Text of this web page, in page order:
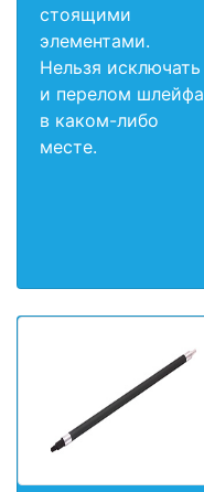
стоящими
элементами.
Нельзя исключать
и перелом шлейфа
в каком-либо
месте.